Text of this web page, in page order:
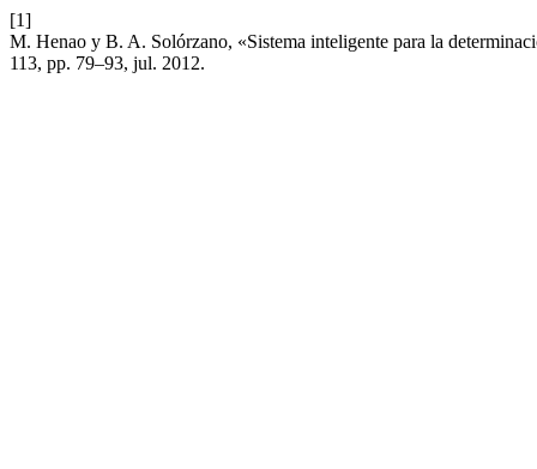
[1]
M. Henao y B. A. Solórzano, «Sistema inteligente para la
113, pp. 79–93, jul. 2012.